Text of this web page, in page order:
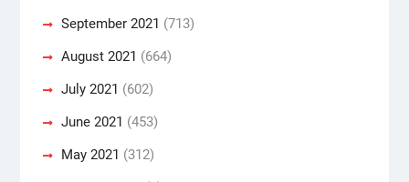
September 2021 (713)
August 2021 (664)
July 2021 (602)
June 2021 (453)
May 2021 (312)